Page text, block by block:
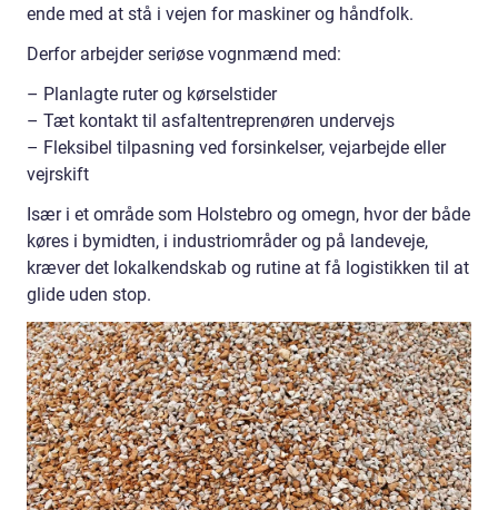
ende med at stå i vejen for maskiner og håndfolk.
Derfor arbejder seriøse vognmænd med:
– Planlagte ruter og kørselstider
– Tæt kontakt til asfaltentreprenøren undervejs
– Fleksibel tilpasning ved forsinkelser, vejarbejde eller
vejrskift
Især i et område som Holstebro og omegn, hvor der både
køres i bymidten, i industriområder og på landeveje,
kræver det lokalkendskab og rutine at få logistikken til at
glide uden stop.